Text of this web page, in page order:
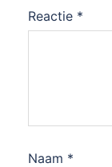
Reactie *
Naam *